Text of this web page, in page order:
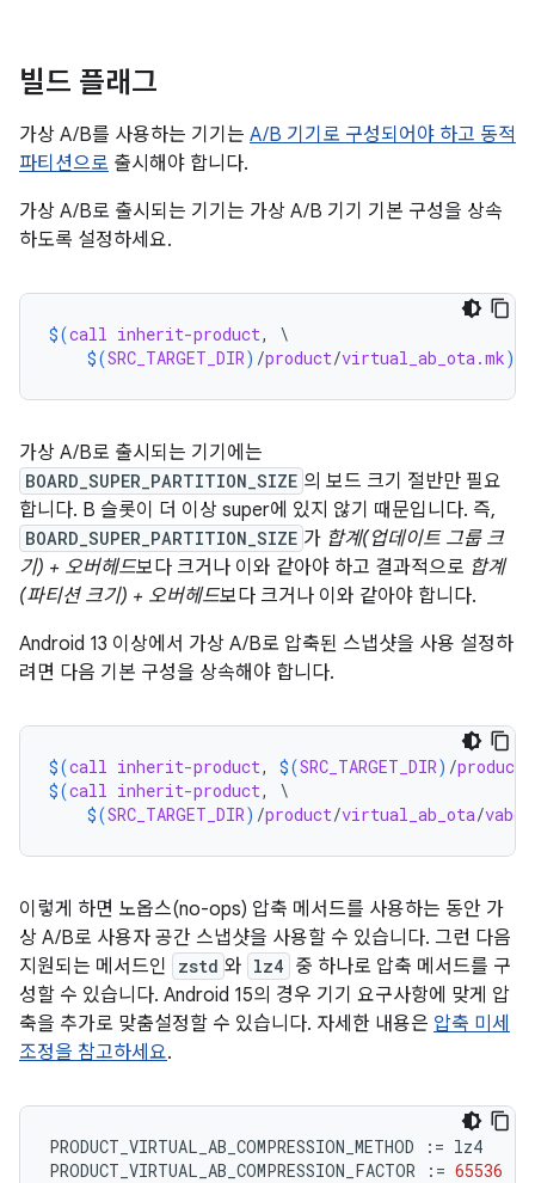
빌드 플래그
가상 A/B를 사용하는 기기는 A/B 기기로 구성되어야 하고 동적
파티션으로 출시해야 합니다.
가상 A/B로 출시되는 기기는 가상 A/B 기기 기본 구성을 상속
하도록 설정하세요.
$(call inherit-product, \
$(SRC_TARGET_DIR) /product/virtual_ab_ota.mk)
가상 A/B로 출시되는 기기에는
BOARD_SUPER_PARTITION_SIZE 의 보드 크기 절반만 필요
합니다. B 슬롯이 더 이상 super에 있지 않기 때문입니다. 즉,
BOARD_SUPER_PARTITION_SIZE 가 합계(업데이트 그룹 크
기) + 오버헤드보다 크거나 이와 같아야 하고 결과적으로 합계
(파티션 크기) + 오버헤드보다 크거나 이와 같아야 합니다.
Android 13 이상에서 가상 A/B로 압축된 스냅샷을 사용 설정하
려면 다음 기본 구성을 상속해야 합니다.
$(call inherit-product, $(SRC_TARGET_DIR) /product
$(call inherit-product, \
$(SRC_TARGET_DIR) /product/virtual_ab_ota/
이렇게 하면 노옵스(no-ops) 압축 메서드를 사용하는 동안 가
상 A/B로 사용자 공간 스냅샷을 사용할 수 있습니다. 그런 다음
지원되는 메서드인
zstd 와 lz4 중 하나로 압축 메서드를 구
성할 수 있습니다. Android 15의 경우 기기 요구사항에 맞게 압
축을 추가로 맞춤설정할 수 있습니다. 자세한 내용은 압축 미세
조정을 참고하세요.
PRODUCT_VIRTUAL_AB_COMPRESSION_METHOD := lz4
PRODUCT_VIRTUAL_AB_COMPRESSION_FACTOR
:= 65536